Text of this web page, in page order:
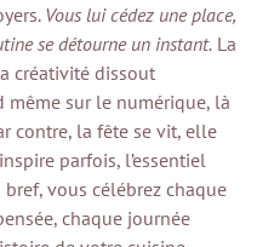
Vous lui cédez une place,
se détourne un instant. La
créativité dissout
même sur le numérique, là
contre, la fête se vit, elle
parfois, l’essentiel
vous célébrez chaque
chaque journée